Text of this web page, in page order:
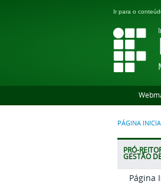
Ir para o
PÁGINA
PRÓ-
GESTÃO
Página